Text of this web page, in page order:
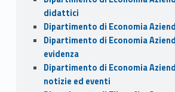
didattici
Dipartimento di Economia
Dipartimento di Economia
evidenza
Dipartimento di Economia
notizie ed eventi